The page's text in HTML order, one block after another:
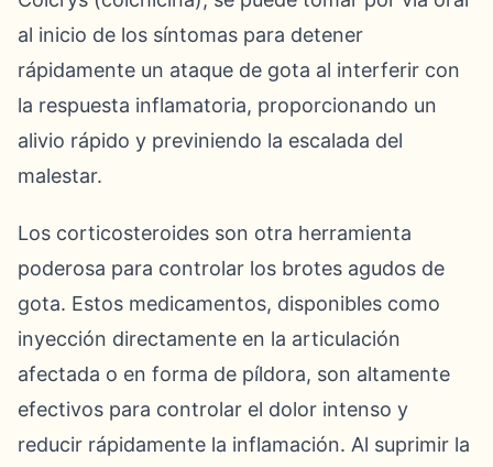
al inicio de los síntomas para detener
rápidamente un ataque de gota al interferir con
la respuesta inflamatoria, proporcionando un
alivio rápido y previniendo la escalada del
malestar.
Los corticosteroides son otra herramienta
poderosa para controlar los brotes agudos de
gota. Estos medicamentos, disponibles como
inyección directamente en la articulación
afectada o en forma de píldora, son altamente
efectivos para controlar el dolor intenso y
reducir rápidamente la inflamación. Al suprimir la